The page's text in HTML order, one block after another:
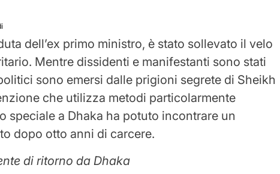
dell’ex primo ministro, è stato sollevato il velo
Mentre dissidenti e manifestanti sono stati
sono emersi dalle prigioni segrete di Sheikh
che utilizza metodi particolarmente
speciale a Dhaka ha potuto incontrare un
dopo otto anni di carcere.
di ritorno da Dhaka